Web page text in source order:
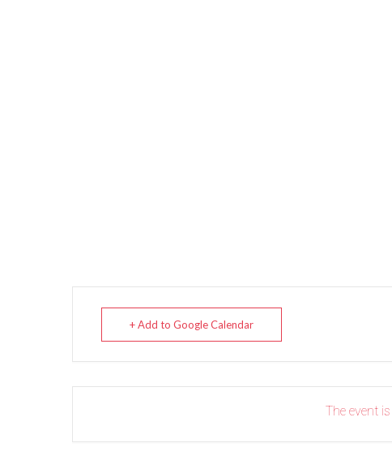
+ Add to Google Calendar
The event